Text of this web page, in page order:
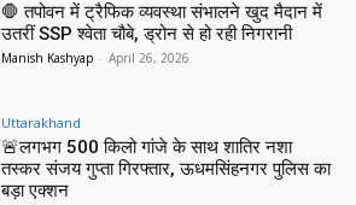
🛑 तपोवन में ट्रैफिक व्यवस्था संभालने खुद मैदान में
उतरीं SSP श्वेता चौबे, ड्रोन से हो रही निगरानी
Manish Kashyap - April 26, 2026
Uttarakhand
🚨लगभग 500 किलो गांजे के साथ शातिर नशा
तस्कर संजय गुप्ता गिरफ्तार, ऊधमसिंहनगर पुलिस का
बड़ा एक्शन